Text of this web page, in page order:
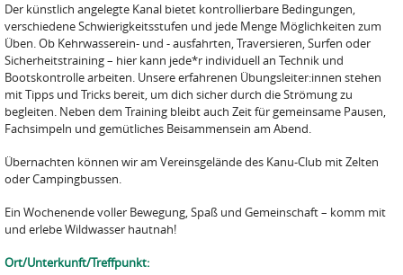
Der künstlich angelegte Kanal bietet kontrollierbare Bedingungen,
verschiedene Schwierigkeitsstufen und jede Menge Möglichkeiten zum
Üben. Ob Kehrwasserein- und - ausfahrten, Traversieren, Surfen oder
Sicherheitstraining – hier kann jede*r individuell an Technik und
Bootskontrolle arbeiten. Unsere erfahrenen Übungsleiter:innen stehen
mit Tipps und Tricks bereit, um dich sicher durch die Strömung zu
begleiten. Neben dem Training bleibt auch Zeit für gemeinsame Pausen,
Fachsimpeln und gemütliches Beisammensein am Abend.
Übernachten können wir am Vereinsgelände des Kanu-Club mit Zelten
oder Campingbussen.
Ein Wochenende voller Bewegung, Spaß und Gemeinschaft – komm mit
und erlebe Wildwasser hautnah!
Ort/Unterkunft/Treffpunkt: